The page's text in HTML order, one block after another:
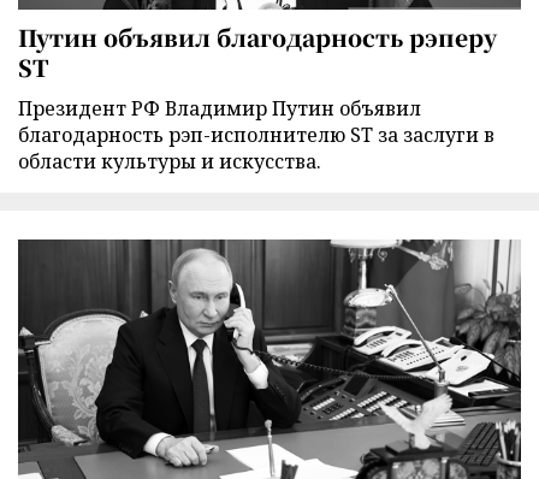
Путин объявил благодарность рэперу
ST
Президент РФ Владимир Путин объявил
благодарность рэп-исполнителю ST за заслуги в
области культуры и искусства.